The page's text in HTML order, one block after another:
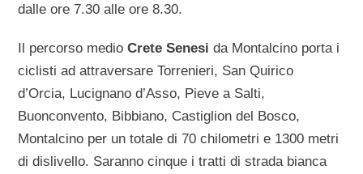
dalle ore 7.30 alle ore 8.30.
Il percorso medioCrete Senesida Montalcino porta i
ciclisti ad attraversare Torrenieri, San Quirico
d’Orcia, Lucignano d’Asso, Pieve a Salti,
Buonconvento, Bibbiano, Castiglion del Bosco,
Montalcino per un totale di 70 chilometri e 1300 metri
di dislivello. Saranno cinque i tratti di strada bianca